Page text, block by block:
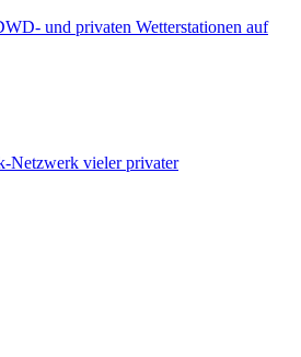
und privaten Wetterstationen auf
Netzwerk vieler privater